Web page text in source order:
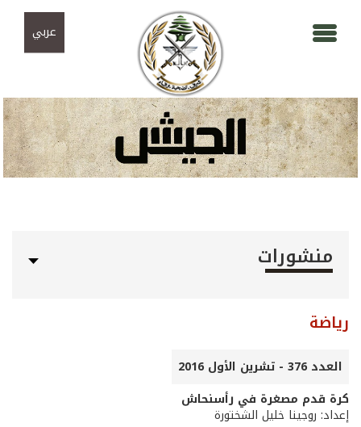
عربي
منشورات
رياضة
العدد 376 - تشرين الأول 2016
كرة قدم مصغرة في رأسنحاش
إعداد: روجينا خليل الشختورة